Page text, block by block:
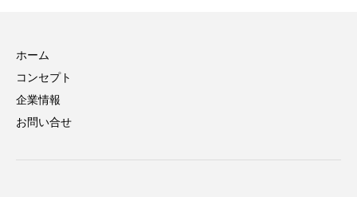
ホーム
コンセプト
企業情報
お問い合せ